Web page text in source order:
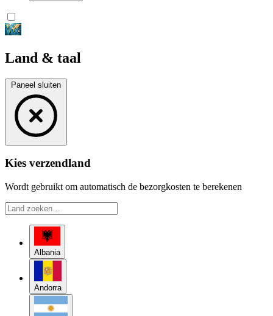
Land & taal
Paneel sluiten
Kies verzendland
Wordt gebruikt om automatisch de bezorgkosten te berekenen
Albania
Andorra